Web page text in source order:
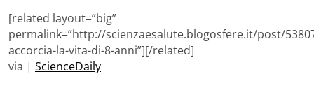
[related layout=”big”
permalink=”http://scienzaesalute.blogosfere.it/post/
accorcia-la-vita-di-8-anni”][/related]
via | ScienceDaily